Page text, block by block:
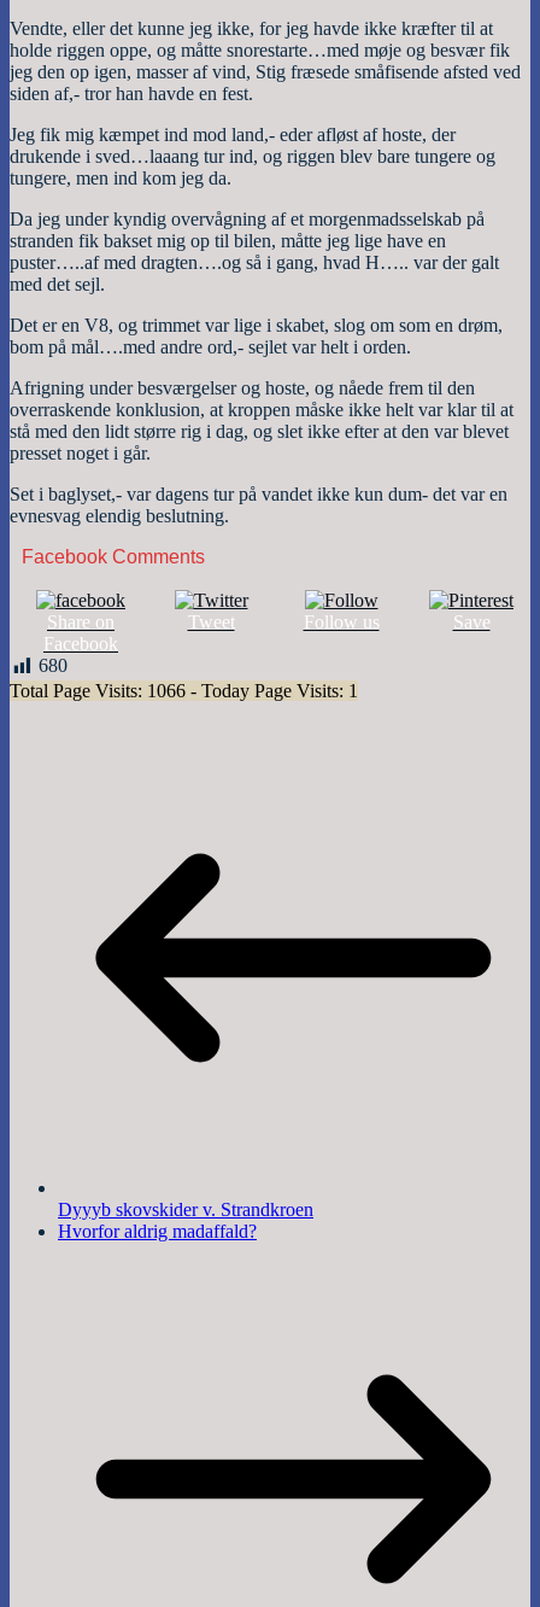
Vendte, eller det kunne jeg ikke, for jeg havde ikke kræfter til at
holde riggen oppe, og måtte snorestarte…med møje og besvær fik
jeg den op igen, masser af vind, Stig fræsede småfisende afsted ved
siden af,- tror han havde en fest.
Jeg fik mig kæmpet ind mod land,- eder afløst af hoste, der
drukende i sved…laaang tur ind, og riggen blev bare tungere og
tungere, men ind kom jeg da.
Da jeg under kyndig overvågning af et morgenmadsselskab på
stranden fik bakset mig op til bilen, måtte jeg lige have en
puster…..af med dragten….og så i gang, hvad H….. var der galt
med det sejl.
Det er en V8, og trimmet var lige i skabet, slog om som en drøm,
bom på mål….med andre ord,- sejlet var helt i orden.
Afrigning under besværgelser og hoste, og nåede frem til den
overraskende konklusion, at kroppen måske ikke helt var klar til at
stå med den lidt større rig i dag, og slet ikke efter at den var blevet
presset noget i går.
Set i baglyset,- var dagens tur på vandet ikke kun dum- det var en
evnesvag elendig beslutning.
Facebook Comments
Share on
Facebook
Tweet Follow us Save
680
Total Page Visits: 1066 - Today Page Visits: 1
Dyyyb skovskider v. Strandkroen
Hvorfor aldrig madaffald?